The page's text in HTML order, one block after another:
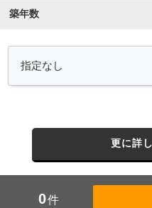
築年数
更に詳
0件